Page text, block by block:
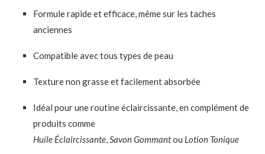
Formule rapide et efficace, même sur les taches
anciennes
Compatible avec tous types de peau
Texture non grasse et facilement absorbée
Idéal pour une routine éclaircissante, en complément de
produits comme
Huile Éclaircissante,Savon Gommantou Lotion Tonique